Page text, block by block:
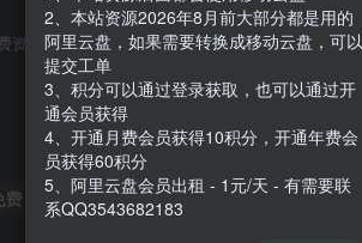
资源，请付费后查看
费
2、本站资源2026年8月前大部分都是用的
阿里云盘，如果需要转换成移动云盘，可以
提交工单
3、积分可以通过登录获取，也可以通过开
通会员获得
4、开通月费会员获得10积分，开通年费会
员获得60积分
5、阿里云盘会员出租 - 1元/天 - 有需要联
系QQ3543682183